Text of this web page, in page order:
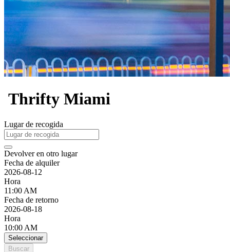
Thrifty Miami
Lugar de recogida
Devolver en otro lugar
Fecha de alquiler
2026-08-12
Hora
11:00 AM
Fecha de retorno
2026-08-18
Hora
10:00 AM
Seleccionar
Buscar